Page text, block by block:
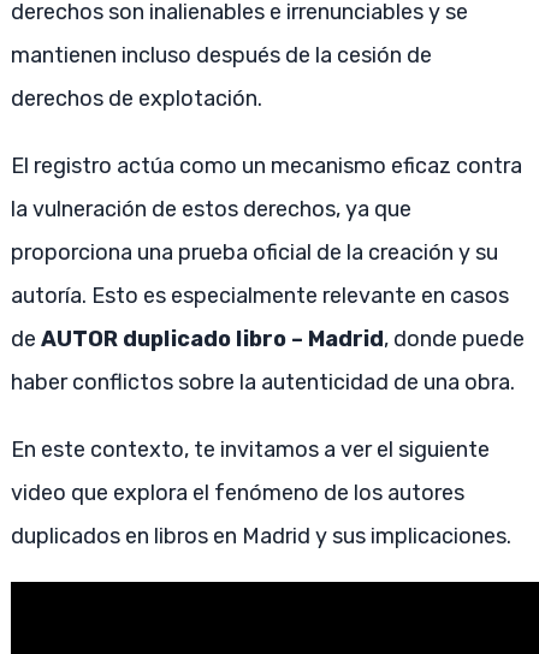
derechos son inalienables e irrenunciables y se
mantienen incluso después de la cesión de
derechos de explotación.
El registro actúa como un mecanismo eficaz contra
la vulneración de estos derechos, ya que
proporciona una prueba oficial de la creación y su
autoría. Esto es especialmente relevante en casos
de AUTOR duplicado libro – Madrid, donde puede
haber conflictos sobre la autenticidad de una obra.
En este contexto, te invitamos a ver el siguiente
video que explora el fenómeno de los autores
duplicados en libros en Madrid y sus implicaciones.